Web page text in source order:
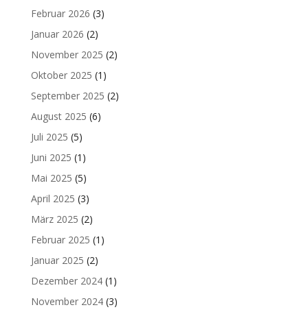
Februar 2026 (3)
Januar 2026 (2)
November 2025 (2)
Oktober 2025 (1)
September 2025 (2)
August 2025 (6)
Juli 2025 (5)
Juni 2025 (1)
Mai 2025 (5)
April 2025 (3)
März 2025 (2)
Februar 2025 (1)
Januar 2025 (2)
Dezember 2024(1)
November 2024(3)